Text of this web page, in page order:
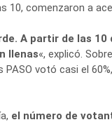
10, comenzaron a
A partir de las
llenas«, explicó.
PASO votó casi el
el número de